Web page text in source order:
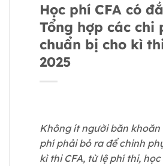
Học phí CFA có
Tổng hợp các chi
chuẩn bị cho kì
2025
Không ít người băn khoăn
phí phải bỏ ra để chinh
kì thi CFA, từ lệ phí thi,